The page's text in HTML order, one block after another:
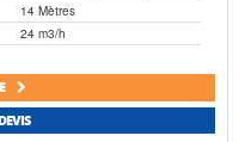
14 Mètres
24 m3/h